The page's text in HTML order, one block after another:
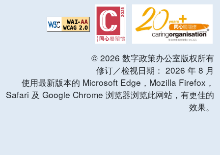
© 2026 数字政策办公室版权所有
修订／检视日期： 2026 年 8 月
使用最新版本的 Microsoft Edge，Mozilla Firefox，
Safari 及 Google Chrome 浏览器浏览此网站，有更佳的
效果。